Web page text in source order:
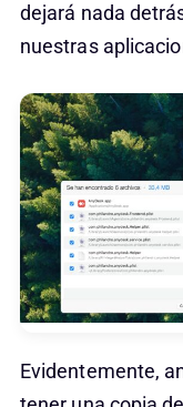
dejará nada
nuestras
Evidentemente,